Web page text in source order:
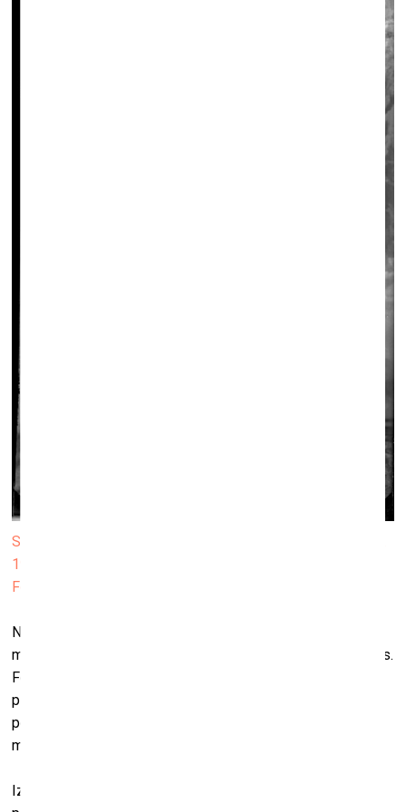
Strenču fotodarbnīcas stikla plašu kolekcija. Dubultportrets.
1930. gadi, skenējums no stikla plates negatīva, Latvijas
Fotogrāfijas muzejs
No 17. novembra līdz 29. decembrim Latvijas Fotogrāfijas
muzejā būs skatāma izstāde “Strenču fotodarbnīcas salons.
Fonā ziema”. Izstādes veidotāji piedāvā iedziļināties un
pievērsties ļoti nozīmīgam vizuālās kultūras virzienam –
portretu veidošanas tradīcijām un praksēm pagātnē un
mūsdienās.
Izstāde “Strenču fotodarbnīcas salons. Fonā ziema” vēsta